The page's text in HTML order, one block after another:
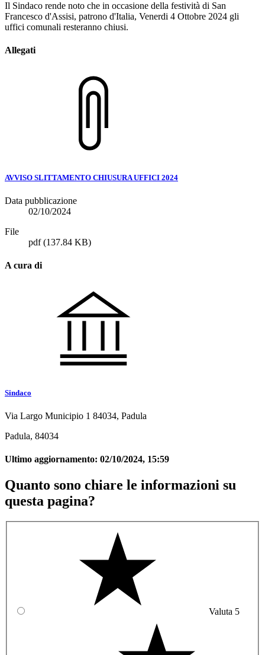
Il Sindaco rende noto che in occasione della festività di San
Francesco d'Assisi, patrono d'Italia, Venerdi 4 Ottobre 2024 gli
uffici comunali resteranno chiusi.
Allegati
AVVISO SLITTAMENTO CHIUSURA UFFICI 2024
Data pubblicazione
02/10/2024
File
pdf(137.84 KB)
A cura di
Sindaco
Via Largo Municipio 1 84034, Padula
Padula, 84034
Ultimo aggiornamento: 02/10/2024, 15:59
Quanto sono chiare le informazioni su
questa pagina?
Valuta 5